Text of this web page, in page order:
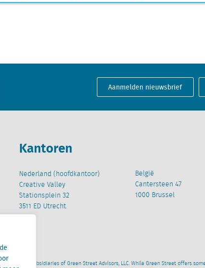
Aanmelden nieuwsbrief
Kantoren
Nederland (hoofdkantoor)
Creative Valley
Stationsplein 32
3511 ED Utrecht
België
Cantersteen 47
1000 Brussel
owned subsidiaries of Green Street Advisors, LLC. While Green Street offers